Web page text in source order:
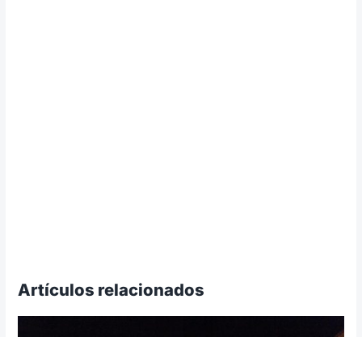
Artículos relacionados